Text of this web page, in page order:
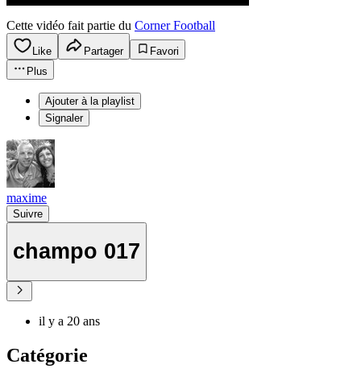
Cette vidéo fait partie du Corner Football
Like Partager
Favori
Plus
Ajouter à la playlist
Signaler
maxime
Suivre
champo 017
il y a 20 ans
Catégorie